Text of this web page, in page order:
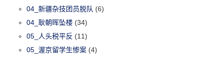
04_新疆杂技团员脱队 (6)
04_耿朝晖坠楼 (34)
05_人头税平反 (11)
05_渥京留学生惨案 (4)